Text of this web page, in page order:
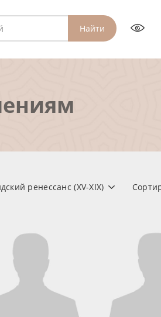
Найти
ренессанс (XV-XIX)